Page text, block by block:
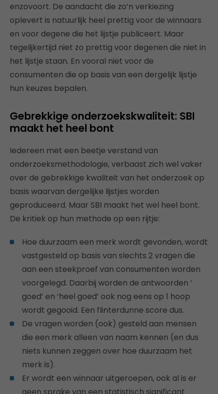
enzovoort. De aandacht die zo’n verkiezing
oplevert is natuurlijk heel prettig voor de winnaars
en voor degene die het lijstje publiceert. Maar
tegelijkertijd niet zo prettig voor degenen die niet in
het lijstje staan. En vooral niet voor de
consumenten die op basis van een dergelijk lijstje
hun keuzes bepalen.
Gebrekkige onderzoekskwaliteit: SBI
maakt het heel bont
Iedereen met een beetje verstand van
onderzoeksmethodologie, verbaast zich wel vaker
over de gebrekkige kwaliteit van het onderzoek op
basis waarvan dergelijke lijstjes worden
geproduceerd. Maar SBI maakt het wel heel bont.
De kritiek op hun methode op een rijtje:
Hoe duurzaam een merk wordt gevonden, wordt
vastgesteld op basis van slechts 2 vragen die
aan een steekproef van consumenten worden
voorgelegd. Daarbij worden de antwoorden ‘
goed’ en ‘heel goed’ ook nog eens op 1 hoop
wordt gegooid. Een flinterdunne score dus.
De vragen worden (ook) gesteld aan mensen
die een merk alleen van naam kennen (en dus
niets kunnen zeggen over hoe duurzaam het
merk is).
Er wordt een winnaar uitgeroepen, ook al is er